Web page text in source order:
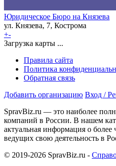
Юридическое Бюро на Князева
ул. Князева, 7, Кострома
+-
Загрузка карты ...
Правила сайта
Политика
Обратная связь
Добавить организацию Вход /
SpravBiz.ru — это наиболее
компаний в России. В нашем
актуальная информация о
ведущих свою деятельность в
© 2019-2026 SpravBiz.ru -